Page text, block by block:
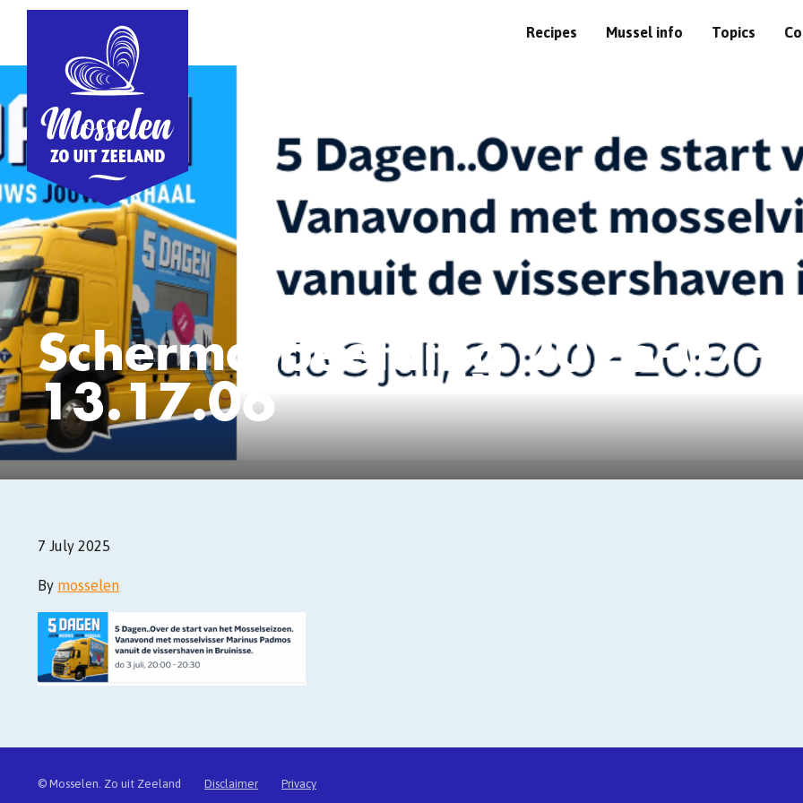
Recipes Mussel info Topics
Scherm­afbeelding 2025-07-
13.17.06
7 July 2025
By mosselen
© Mosselen. Zo uit Zeeland Disclaimer Privacy